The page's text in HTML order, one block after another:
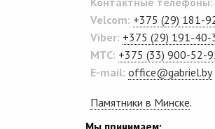
Velcom: +375 (29) 181-
Viber: +375 (29) 191-40-
MTC: +375 (33) 900-52-
E-mail: office@gabriel.by
Памятники в Минске.